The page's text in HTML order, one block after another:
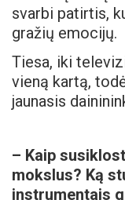
svarbi patirtis,
gražių emocijų.
Tiesa, iki
vieną kartą,
jaunasis
– Kaip
mokslus? Ką
instrumentais